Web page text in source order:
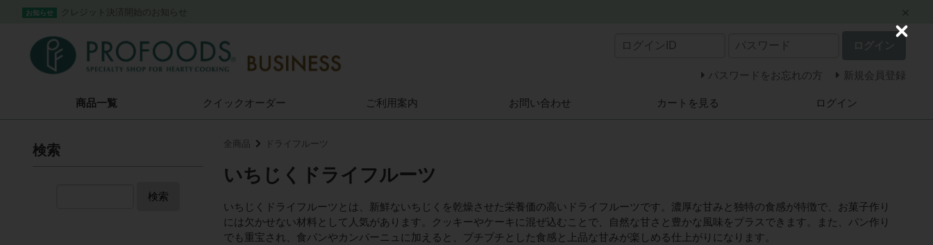
お知らせ クレジット決済開始のお知らせ
パスワードをお忘れの方 新規会員登録
商品一覧 クイック オーダー ご利用案内 お問い合わせ カートを見る ログイン
全商品 ドライフルーツ
いちじくドライフルーツ
いちじくドライフルーツとは、新鮮ないちじくを乾燥させた栄養価の高いドライフルーツです。濃厚な甘みと独特の食感が特徴で、お菓子作り
には欠かせない材料として人気があります。クッキーやケーキに混ぜ込むことで、自然な甘さと豊かな風味をプラスできます。また、パン作り
でも重宝され、食パンやカンパーニュに加えると、プチプチとした食感と上品な甘みが楽しめる仕上がりになります。
検索
検索
C
s
e